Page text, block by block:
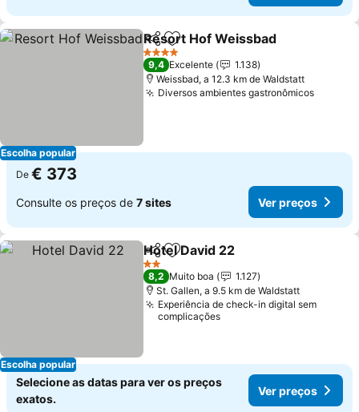
Escolha popular
PartilharAdicionar aos favoritos
Resort Hof Weissbad
4 Estrelas
9,4 Excelente
1.138
Weissbad, a 12.3 km de Waldstatt
Diversos ambientes gastronômicosVer
De € 373
Consulte os preços de 7 sites Ver preços
Escolha popular
PartilharAdicionar aos favoritos
Hotel David 22
2 Estrelas
8,2 Muito boa
1.127
St. Gallen, a 9.5 km de Waldstatt
Experiência de check-in digital sem
complicações
Selecione as datas para ver os preços
exatos.
Ver preços